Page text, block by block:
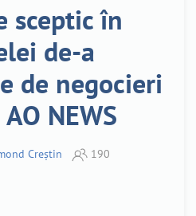
sceptic în
de-a
de negocieri
NEWS
Creștin 190